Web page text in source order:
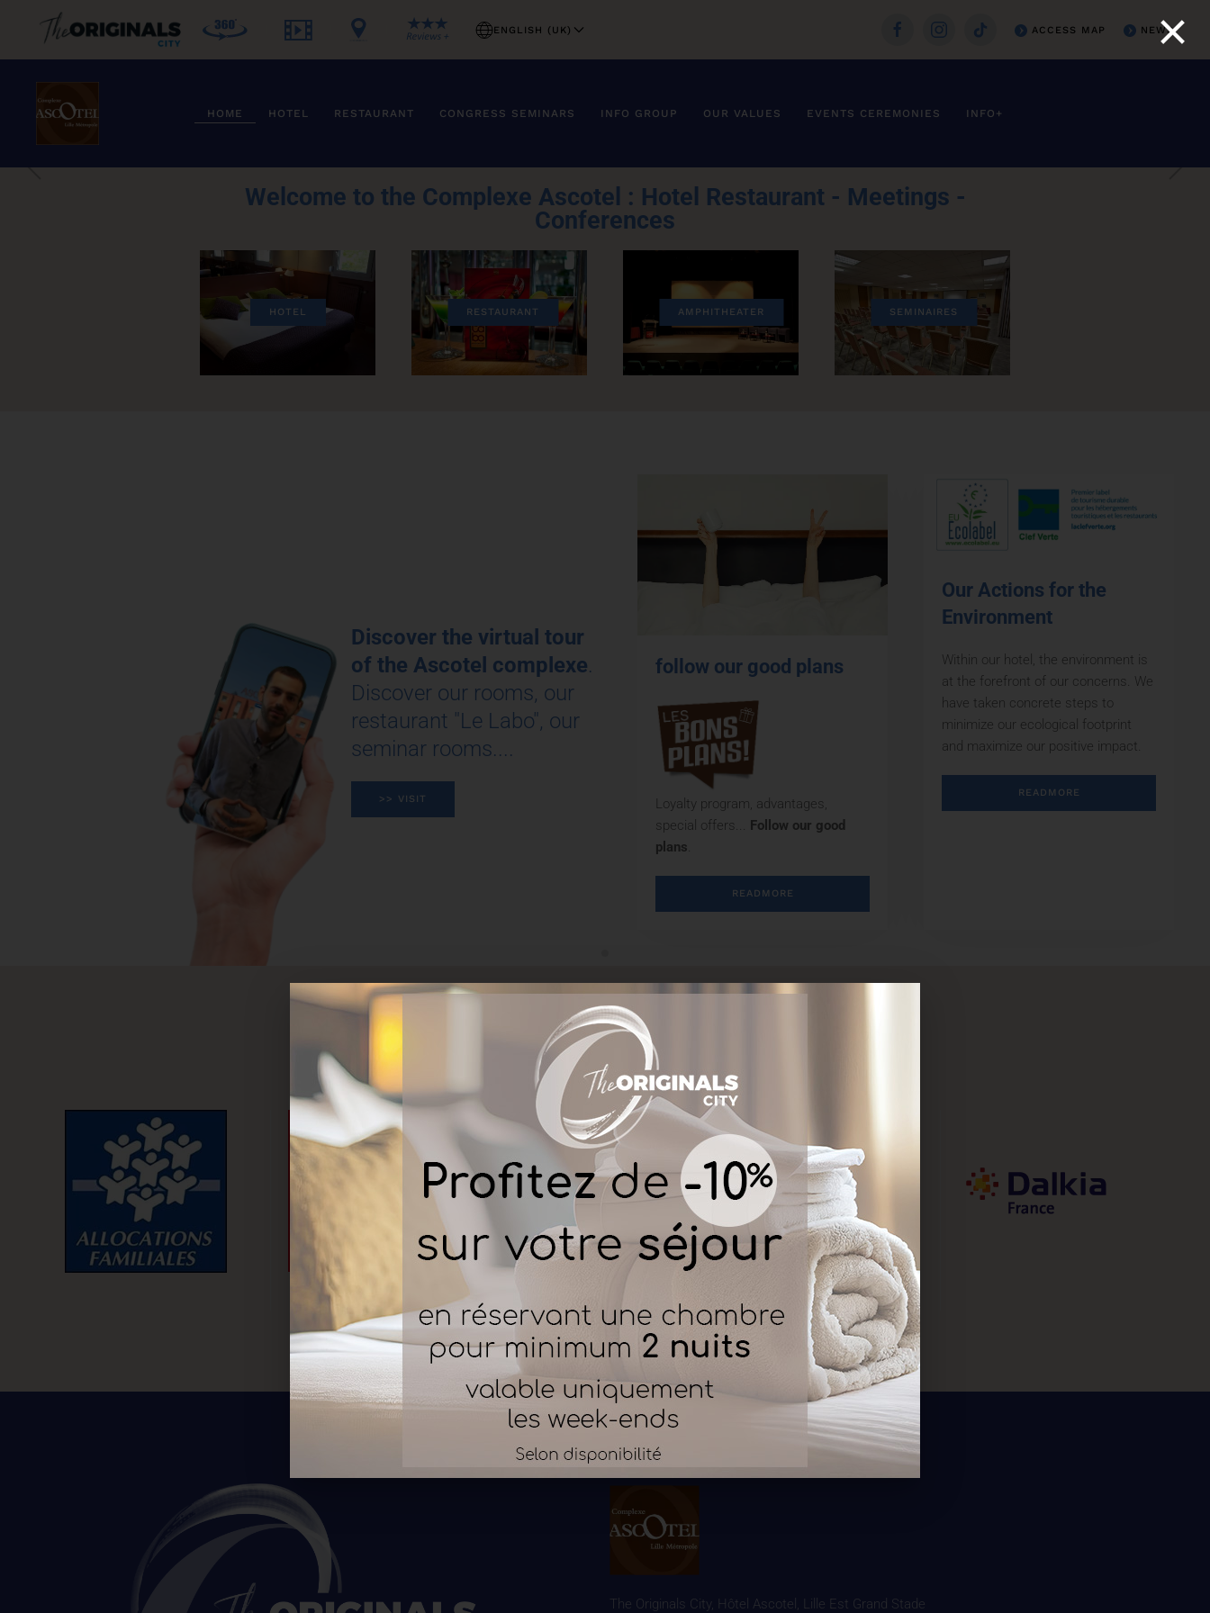
Skip to main content
ENGLISH (UK) ACCESS MAP NEWS
HOME HOTEL RESTAURANT CONGRESS SEMINARS INFO GROUP OUR VALUES EVENTS CEREMONIES INFO+
Welcome to the Complexe Ascotel : Hotel Restaurant - Meetings -
Conferences
HOTEL RESTAURANT AMPHITHEATER SEMINAIRES
Discover the virtual tour
of the Ascotel complexe.
Discover our rooms, our
restaurant "Le Labo", our
seminar rooms....
>> VISIT
follow our good plans
Loyalty program, advantages,
special offers... Follow our good
plans.
READMORE
Our Actions for the
Environment
Within our hotel, the environment is
at the forefront of our concerns. We
have taken concrete steps to
minimize our ecological footprint
and maximize our positive impact.
READMORE
They trust us...
The Originals City, Hôtel Ascotel, Lille Est Grand Stade
×